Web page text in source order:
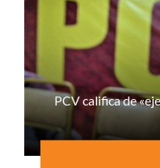
PCV califica de